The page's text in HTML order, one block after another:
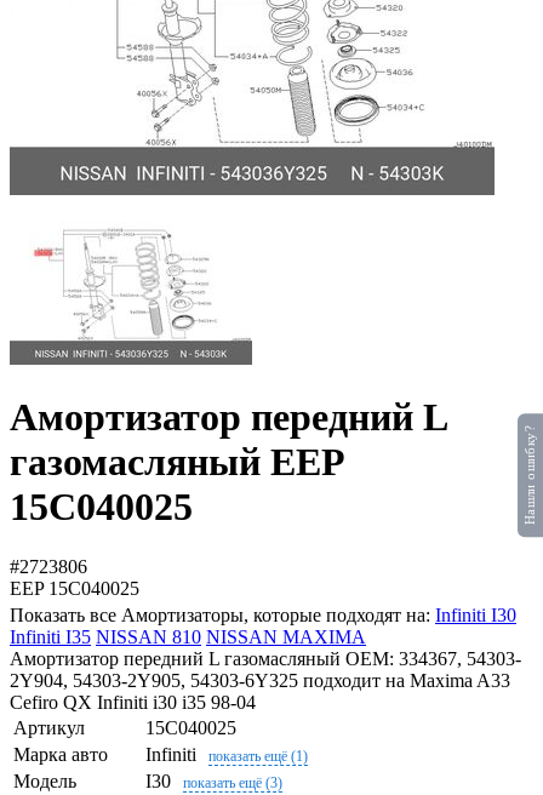
Амортизатор передний L
газомасляный EEP
15C040025
#2723806
EEP 15C040025
Показать все Амортизаторы, которые подходят на: Infiniti I30
Infiniti I35 NISSAN 810 NISSAN MAXIMA
Амортизатор передний L газомасляный OEM: 334367, 54303-
2Y904, 54303-2Y905, 54303-6Y325 подходит на Maxima A33
Cefiro QX Infiniti i30 i35 98-04
Артикул
15C040025
Марка авто
Infiniti показать ещё (1)
Модель I30 показать ещё (3)
Нашли ошибку?